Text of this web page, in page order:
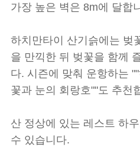
가장 높은 벽은 8m에 달합
하치만타이 산기슭에는 벚
을 만끽한 뒤 벚꽃을 함께
다. 시즌에 맞춰 운항하는
꽃과 눈의 회랑호""도 추천
산 정상에 있는 레스트 하
수 있습니다.